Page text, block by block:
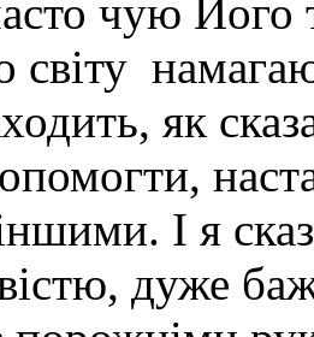
чую Його
світу
як
І я
дуже